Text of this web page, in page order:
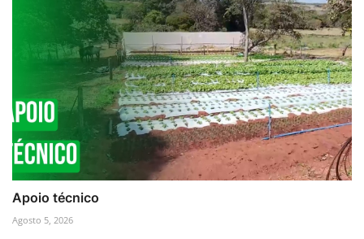
Apoio técnico
Agosto 5, 2026